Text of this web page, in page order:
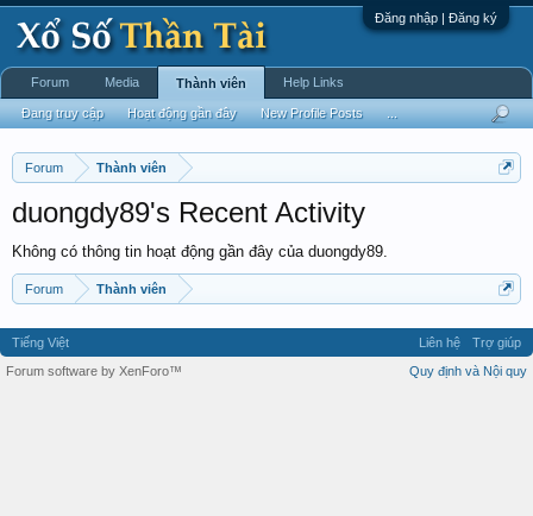
Đăng nhập | Đăng ký
Forum Thành viên
duongdy89's Recent Activity
Không có thông tin hoạt động gần đây của duongdy89.
Forum Thành viên
Forum Media Thành viên
Đang truy cập Hoạt động gần đây New Profile Posts
Help Links
Tiếng Việt Liên hệ
Trợ giúp
Quy định và Nội quy
Forum software by XenForo™